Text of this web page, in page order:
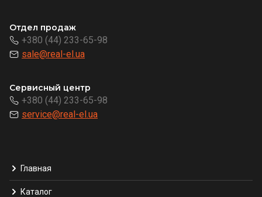
Отдел продаж
+380 (44) 233-65-98
sale@real-el.ua
Сервисный центр
+380 (44) 233-65-98
service@real-el.ua
Главная
Каталог